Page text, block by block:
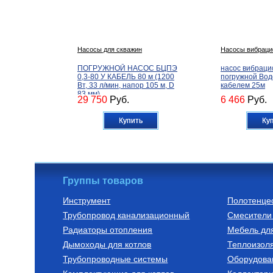
Насосы для скважин
ПОГРУЖНОЙ НАСОС БЦПЭ
0,3-80 У КАБЕЛЬ 80 м (1200
Вт, 33 л/мин, напор 105 м, D
83 мм)
29 750 Руб.
Купить
Насосы
насос
погружной
кабелем 25м
6 466 Руб.
Бойлеры (водонагреватели
Водонагреватель косвенного
нагрева напольный из
500 л., арт.: 805F0050
127 190 Руб.
Трубы из
Труба
полиэтилена
16(2.2) бухта
VA1622.3.C.100
7 300Руб.
Группы товаров
Инструмент
Трубопровод канализационный
Радиаторы отопления
Дымоходы для котлов
Трубопроводные системы
Смесители
Мебель